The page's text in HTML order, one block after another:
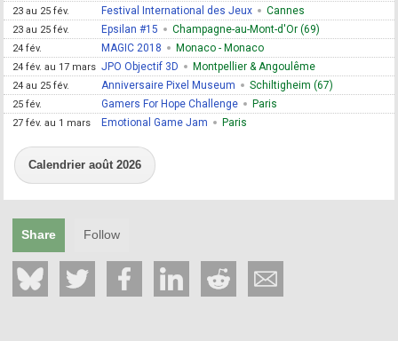
23 au 25 fév. Festival International des Jeux Cannes
23 au 25 fév. Epsilan #15 Champagne-au-Mont-d'Or (69)
24 fév. MAGIC 2018 Monaco - Monaco
24 fév. au 17 mars JPO Objectif 3D Montpellier & Angoulême
24 au 25 fév. Anniversaire Pixel Museum Schiltigheim (67)
25 fév. Gamers For Hope Challenge Paris
27 fév. au 1 mars Emotional Game Jam Paris
Calendrier août 2026
Share Follow